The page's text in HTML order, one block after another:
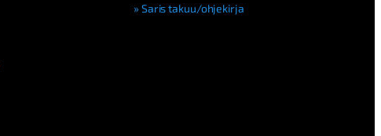
Saris takuu/ohjekirja